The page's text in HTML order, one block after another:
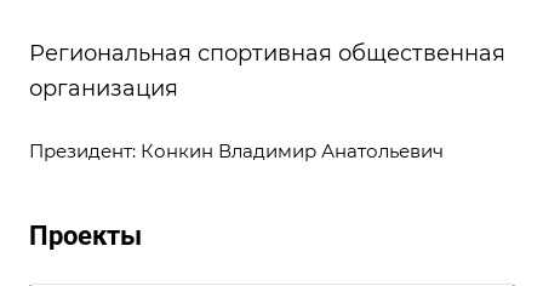
Региональная спортивная общественная
организация
Президент: Конкин Владимир Анатольевич
Проекты